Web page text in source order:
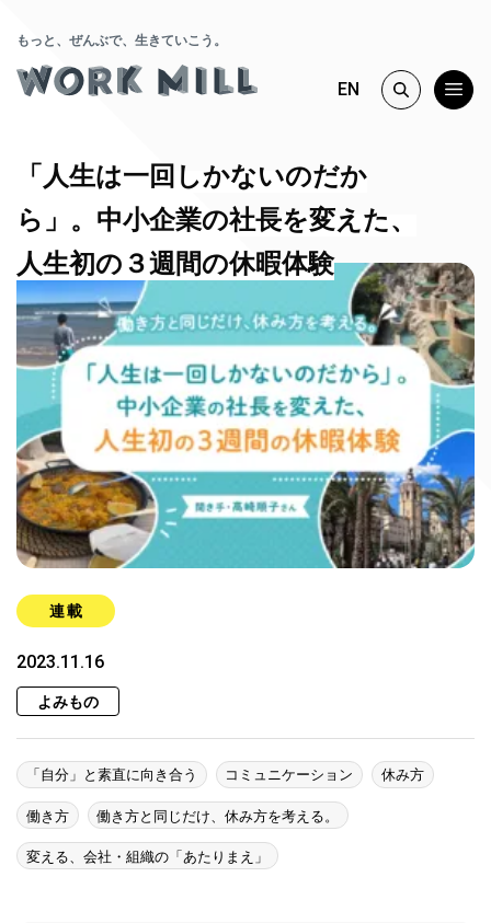
もっと、ぜんぶで、生きていこう。
EN
「人生は一回しかないのだか
ら」。中小企業の社長を変えた、
人生初の３週間の休暇体験
連載
2023.11.16
よみもの
「自分」と素直に向き合う コミュニケーション 休み方
働き方 働き方と同じだけ、休み方を考える。
変える、会社・組織の「あたりまえ」